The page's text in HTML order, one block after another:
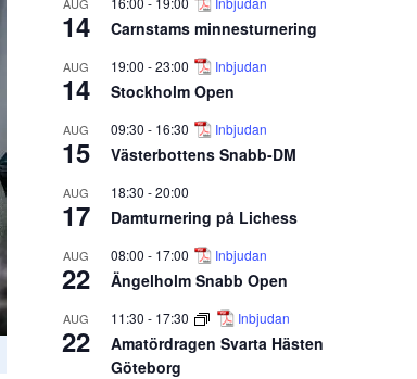
14 Carnstams minnesturnering
AUG
14
19:00 -23:00 Inbjudan
Stockholm Open
AUG
15
09:30 - 16:30 Inbjudan
Västerbottens Snabb-DM
AUG
17
18:30 -20:00
Damturnering på Lichess
AUG
22
08:00 - 17:00 Inbjudan
Ängelholm Snabb Open
AUG
22
11:30 - 17:30 Inbjudan
Amatördragen Svarta Hästen
Göteborg